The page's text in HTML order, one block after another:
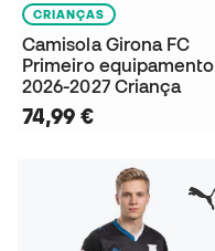
CRIANÇAS
Camisola Girona FC
Primeiro equipamento
2026-2027 Criança
74,99 €